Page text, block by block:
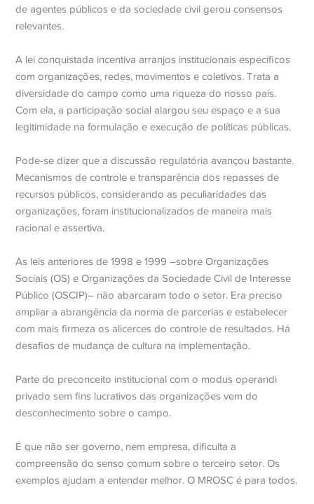
de agentes públicos e da sociedade civil gerou consensos
relevantes.
A lei conquistada incentiva arranjos institucionais específicos
com organizações, redes, movimentos e coletivos. Trata a
diversidade do campo como uma riqueza do nosso país.
Com ela, a participação social alargou seu espaço e a sua
legitimidade na formulação e execução de políticas públicas.
Pode-se dizer que a discussão regulatória avançou bastante.
Mecanismos de controle e transparência dos repasses de
recursos públicos, considerando as peculiaridades das
organizações, foram institucionalizados de maneira mais
racional e assertiva.
As leis anteriores de 1998 e 1999 –sobre Organizações
Sociais (OS) e Organizações da Sociedade Civil de Interesse
Público (OSCIP)– não abarcaram todo o setor. Era preciso
ampliar a abrangência da norma de parcerias e estabelecer
com mais firmeza os alicerces do controle de resultados. Há
desafios de mudança de cultura na implementação.
Parte do preconceito institucional com o modus operandi
privado sem fins lucrativos das organizações vem do
desconhecimento sobre o campo.
É que não ser governo, nem empresa, dificulta a
compreensão do senso comum sobre o terceiro setor. Os
exemplos ajudam a entender melhor. O MROSC é para todos.